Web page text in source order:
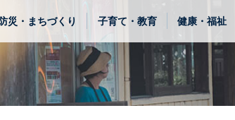
災・まちづくり 子育て・教育 健康・福祉